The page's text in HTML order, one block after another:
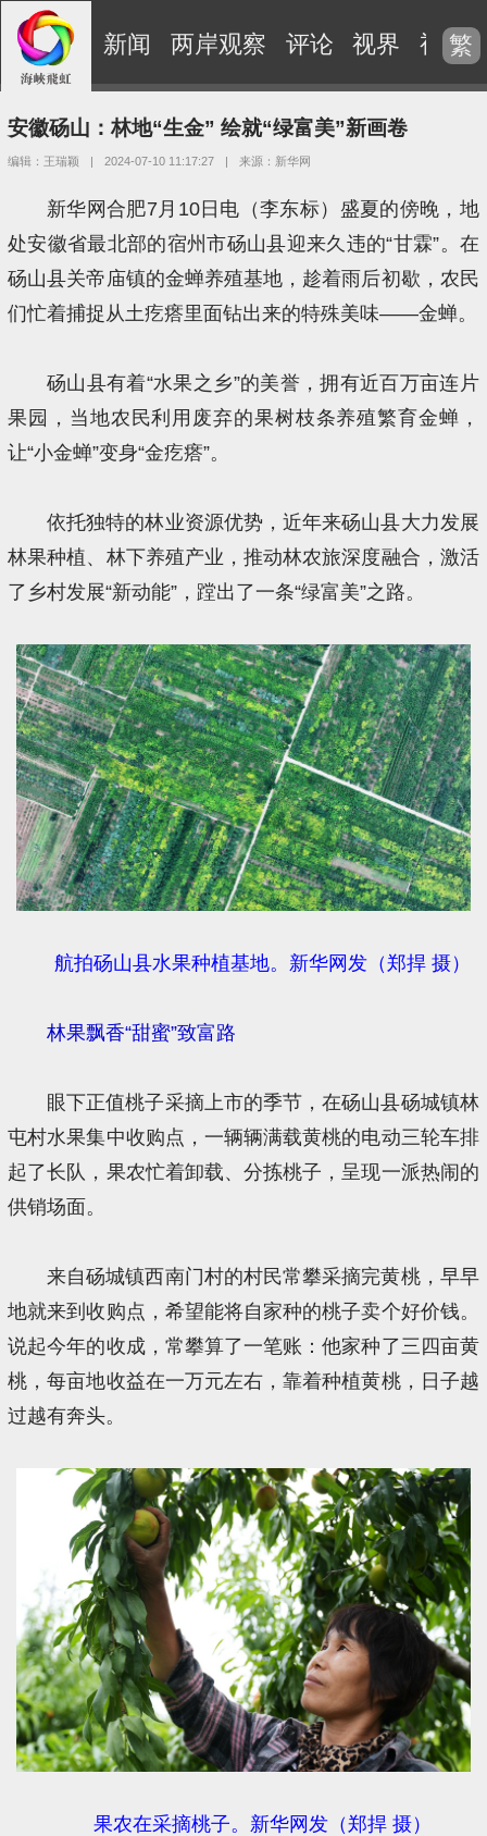
新闻 两岸观察 评论 视界 视频
繁
安徽砀山：林地“生金” 绘就“绿富美”新画卷
编辑：王瑞颖 | 2024-07-10 11:17:27 | 来源：新华网
新华网合肥7月10日电（李东标）盛夏的傍晚，地
处安徽省最北部的宿州市砀山县迎来久违的“甘霖”。在
砀山县关帝庙镇的金蝉养殖基地，趁着雨后初歇，农民
们忙着捕捉从土疙瘩里面钻出来的特殊美味——金蝉。
砀山县有着“水果之乡”的美誉，拥有近百万亩连片
果园，当地农民利用废弃的果树枝条养殖繁育金蝉，
让“小金蝉”变身“金疙瘩”。
依托独特的林业资源优势，近年来砀山县大力发展
林果种植、林下养殖产业，推动林农旅深度融合，激活
了乡村发展“新动能”，蹚出了一条“绿富美”之路。
航拍砀山县水果种植基地。新华网发（郑捍 摄）
林果飘香“甜蜜”致富路
眼下正值桃子采摘上市的季节，在砀山县砀城镇林
屯村水果集中收购点，一辆辆满载黄桃的电动三轮车排
起了长队，果农忙着卸载、分拣桃子，呈现一派热闹的
供销场面。
来自砀城镇西南门村的村民常攀采摘完黄桃，早早
地就来到收购点，希望能将自家种的桃子卖个好价钱。
说起今年的收成，常攀算了一笔账：他家种了三四亩黄
桃，每亩地收益在一万元左右，靠着种植黄桃，日子越
过越有奔头。
果农在采摘桃子。新华网发（郑捍 摄）